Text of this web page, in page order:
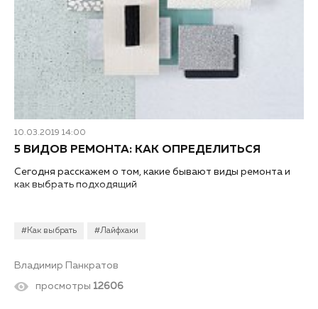
10.03.2019 14:00
#Как выбрать #Лайфхаки
5 ВИДОВ РЕМОНТА: КАК ОПРЕДЕЛИТЬСЯ
Сегодня расскажем о том, какие бывают виды ремонта и
как выбрать подходящий
Владимир Панкратов
просмотры 12606